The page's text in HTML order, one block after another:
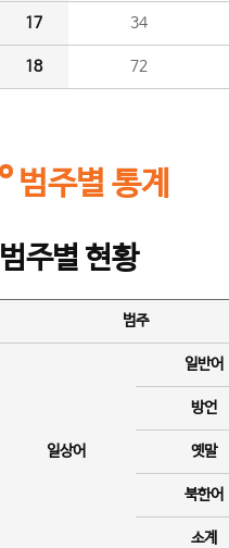
17 34
18 72
범주별 통계
범주별 현황
범주
일상어
일반어
방언
옛말
북한어
소계